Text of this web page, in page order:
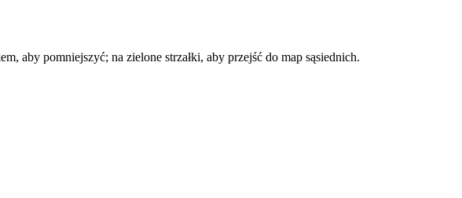
aby pomniejszyć; na zielone strzałki, aby przejść do map sąsiednich.